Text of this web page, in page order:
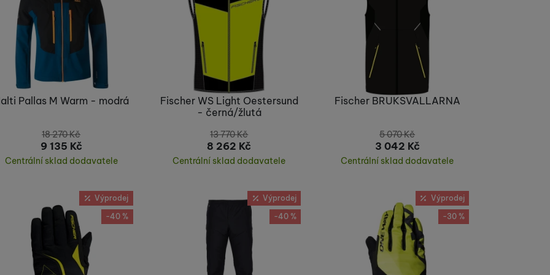
Pallas M Warm - modrá
18 270Kč
9 135 Kč
Centrální sklad dodavatele
Fischer WS Light Oestersund
- černá/žlutá
13 770Kč
8 262 Kč
Centrální sklad dodavatele
Fischer BRUKSVALLARNA
5 070Kč
3 042 Kč
Centrální sklad dodavatele
Výprodej
-40 %
Výprodej
-40 %
Výprodej
-30 %